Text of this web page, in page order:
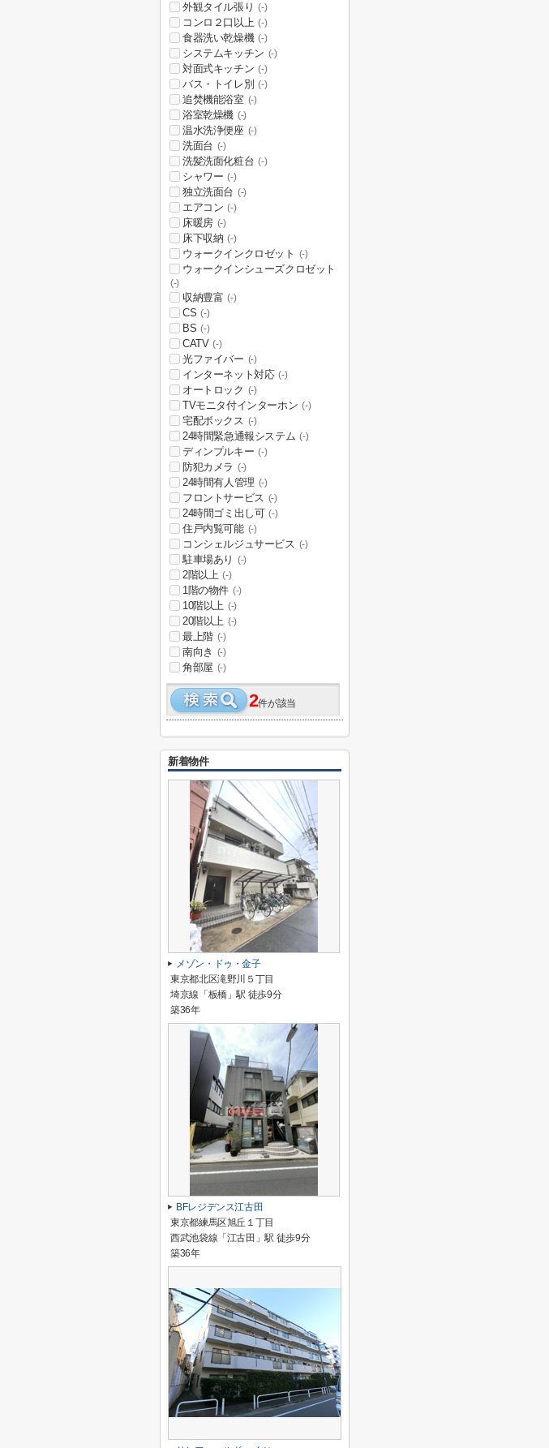
外観タイル張り (-)
コンロ２口以上 (-)
食器洗い乾燥機 (-)
システムキッチン (-)
対面式キッチン (-)
バス・トイレ別 (-)
追焚機能浴室 (-)
浴室乾燥機 (-)
温水洗浄便座 (-)
洗面台 (-)
洗髪洗面化粧台 (-)
シャワー (-)
独立洗面台 (-)
エアコン (-)
床暖房 (-)
床下収納 (-)
ウォークインクロゼット (-)
ウォークインシューズクロゼット
(-)
収納豊富 (-)
CS (-)
BS (-)
CATV (-)
光ファイバー (-)
インターネット対応 (-)
オートロック (-)
TVモニタ付インターホン (-)
宅配ボックス (-)
24時間緊急通報システム (-)
ディンプルキー (-)
防犯カメラ (-)
24時間有人管理 (-)
フロントサービス (-)
24時間ゴミ出し可 (-)
住戸内覧可能 (-)
コンシェルジュサービス (-)
駐車場あり (-)
2階以上 (-)
1階の物件 (-)
10階以上 (-)
20階以上 (-)
最上階 (-)
南向き (-)
角部屋 (-)
2件が該当
新着物件
メゾン・ドゥ・金子
東京都北区滝野川５丁目
埼京線「板橋」駅 徒歩9分
築36年
BFレジデンス江古田
東京都練馬区旭丘１丁目
西武池袋線「江古田」駅 徒歩9分
築36年